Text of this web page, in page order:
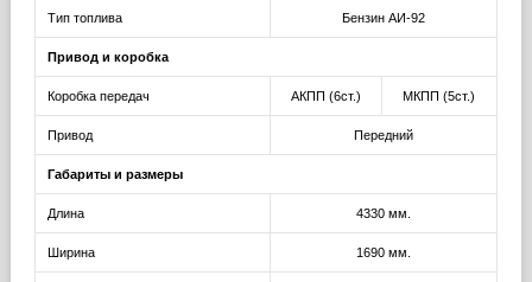
Тип топлива Бензин АИ-92
Привод и коробка
Коробка передач АКПП (6ст.) МКПП (5ст.)
Привод Передний
Габариты и размеры
Длина 4330 мм.
Ширина 1690 мм.